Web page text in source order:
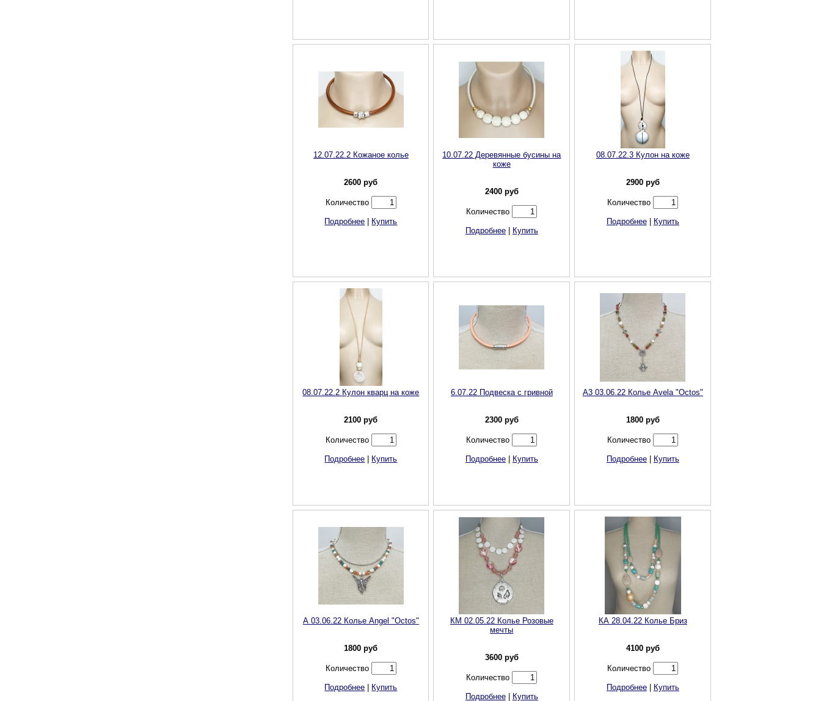
12.07.22.2 Кожаное колье
2600 руб
Количество
Подробнее Купить
10.07.22 Деревянные бусины на
коже
2400руб
Количество
Подробнее| Купить
08.07.22.3 Кулон на коже
2900руб
Количество
Подробнее| Купить
08.07.22.2 Кулон кварц на коже
2100 руб
Количество
Подробнее Купить
6.07.22 Подвеска с гривной
2300руб
Количество
Подробнее| Купить
А3 03.06.22 Колье Avela "Octos"
1800руб
Количество
Подробнее| Купить
А 03.06.22 Колье Angel "Octos"
1800 руб
Количество
Подробнее Купить
КМ 02.05.22 Колье Розовые
мечты
3600руб
Количество
Подробнее| Купить
КА 28.04.22 Колье Бриз
4100руб
Количество
Подробнее| Купить